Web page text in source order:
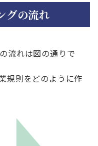
グの流れ
流れは図の通りで
規則をどのように作